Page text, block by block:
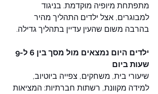
מתפתחת מיופיה מוקדמת. בניגוד
למבוגרים, אצל ילדים התהליך מהיר
בהרבה משום שהעין עדיין בתהליך גדילה.
שעות ביום
שיעורי בית, משחקים, צפייה ביוטיוב,
למידה מקוונת, רשתות חברתיות: המציאות